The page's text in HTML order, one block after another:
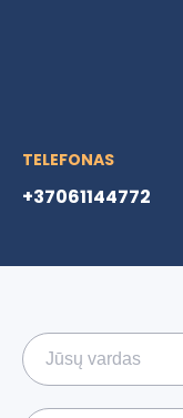
TELEFONAS
+37061144772